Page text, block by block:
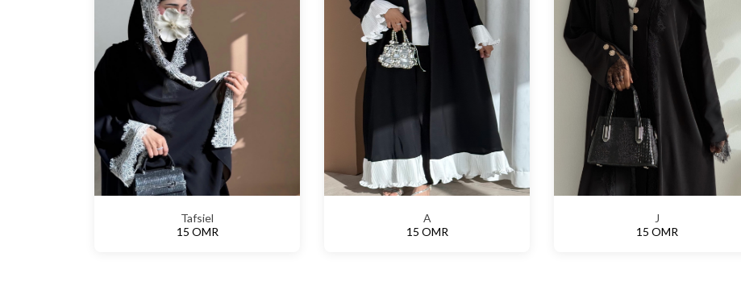
Tafsiel
15 OMR
A
15 OMR
J
15 OMR